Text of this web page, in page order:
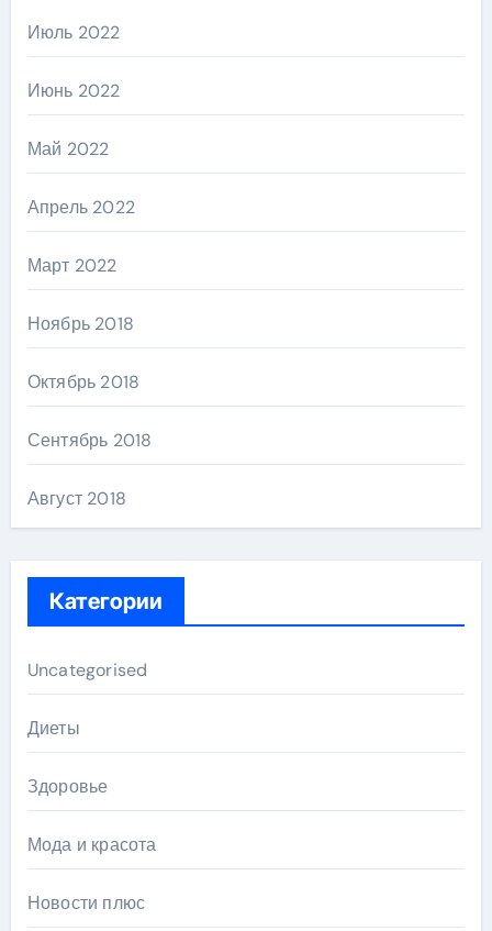
Июль 2022
Июнь 2022
Май 2022
Апрель 2022
Март 2022
Ноябрь 2018
Октябрь 2018
Сентябрь 2018
Август 2018
Категории
Uncategorised
Диеты
Здоровье
Мода и красота
Новости плюс